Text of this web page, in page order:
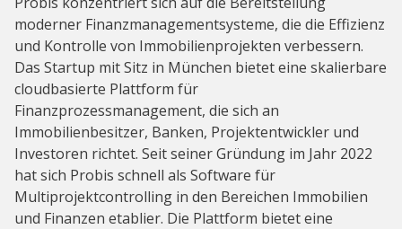
moderner Finanzmanagementsysteme, die die Effizienz
und Kontrolle von Immobilienprojekten verbessern.
Das Startup mit Sitz in München bietet eine skalierbare
cloudbasierte Plattform für
Finanzprozessmanagement, die sich an
Immobilienbesitzer, Banken, Projektentwickler und
Investoren richtet. Seit seiner Gründung im Jahr 2022
hat sich Probis schnell als Software für
Multiprojektcontrolling in den Bereichen Immobilien
und Finanzen etablier. Die Plattform bietet eine